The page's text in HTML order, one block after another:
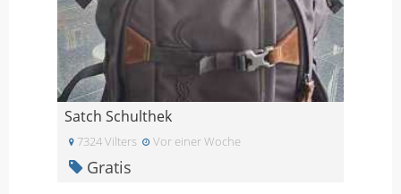
Satch Schulthek
7324 Vilters Vor einer Woche
Gratis